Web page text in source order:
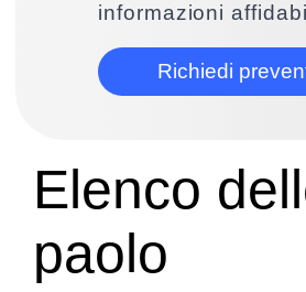
informazioni
Richiedi
Elenco
paolo